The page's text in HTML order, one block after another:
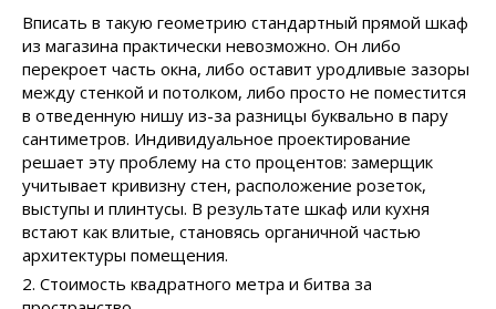
Вписать в такую геометрию стандартный прямой шкаф
из магазина практически невозможно. Он либо
перекроет часть окна, либо оставит уродливые зазоры
между стенкой и потолком, либо просто не поместится
в отведенную нишу из-за разницы буквально в пару
сантиметров. Индивидуальное проектирование
решает эту проблему на сто процентов: замерщик
учитывает кривизну стен, расположение розеток,
выступы и плинтусы. В результате шкаф или кухня
встают как влитые, становясь органичной частью
архитектуры помещения.
2. Стоимость квадратного метра и битва за